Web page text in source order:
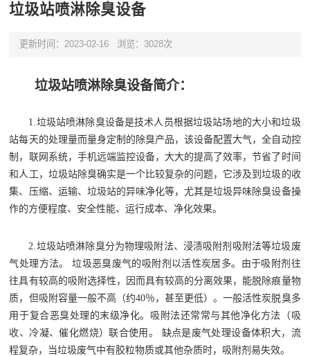
垃圾站喷淋除臭设备
更新时间：2023-02-16 浏览：3028次
垃圾站喷淋除臭设备简介：
1.垃圾站喷淋除臭设备是技术人员根据垃圾站场地的大小和垃圾
站每天的处理量而量身定制的除臭产品，该设备配置大气，全自动控
制，联网系统，手机远端监控设备，大大的提高了效率，节省了时间
和人工，垃圾站除臭确实是一个比较复杂的问题，它涉及到垃圾的收
集、压缩、运输、垃圾站的异味净化等，尤其是垃圾异味除臭设备操
作的方便程度、安全性能、运行成本、净化效果。
2.垃圾站喷淋除臭分为物理吸附法、浸渍吸附剂吸附法等垃圾废
气处理方法。 垃圾恶臭废气的吸附剂以活性炭居多。由于吸附剂往
往具有较高的吸附选择性，因而具有较高的分离效果，能脱除痕量物
质，但吸附容量一般不高（约40％，甚至更低）。一般活性炭脱臭多
用于复合恶臭处理的末级净化。吸附法还常常与其他净化方法（吸
收、冷凝、催化燃烧）联合使用。 缺点是废气处理设备体积大，流
程复杂，当垃圾废气中有胶粒物质或其他杂质时，吸附剂易失效。